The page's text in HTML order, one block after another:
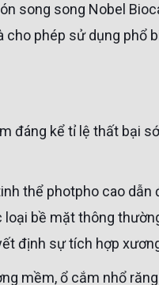
song song Nobel
cho phép sử dụng phổ
bề mặt thông
định sự tích hợp